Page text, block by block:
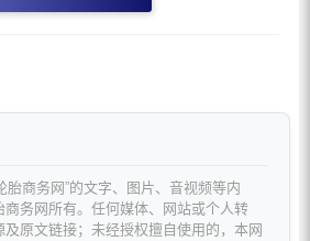
胎商务网”的文字、图片、音视频等内
商务网所有。任何媒体、网站或个人转
原文链接；未经授权擅自使用的，本网